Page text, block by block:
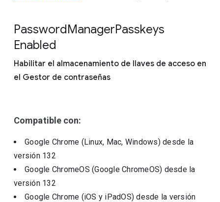
Incluir políticas obsoletas
PasswordManagerPasskeys
Enabled
Habilitar el almacenamiento de llaves de acceso en
el Gestor de contraseñas
Compatible con:
Google Chrome (Linux, Mac, Windows)desde la
versión 132
Google ChromeOS (Google ChromeOS) desde la
versión 132
Google Chrome (iOS y iPadOS)desde la versión